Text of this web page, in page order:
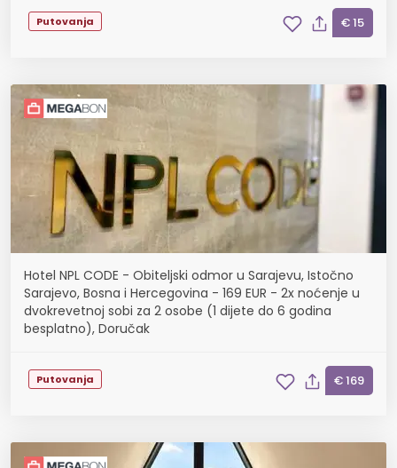
Putovanja € 15
Hotel NPL CODE - Obiteljski odmor u Sarajevu, Istočno
Sarajevo, Bosna i Hercegovina - 169 EUR - 2x noćenje u
dvokrevetnoj sobi za 2 osobe (1 dijete do 6 godina
besplatno), Doručak
Putovanja € 169